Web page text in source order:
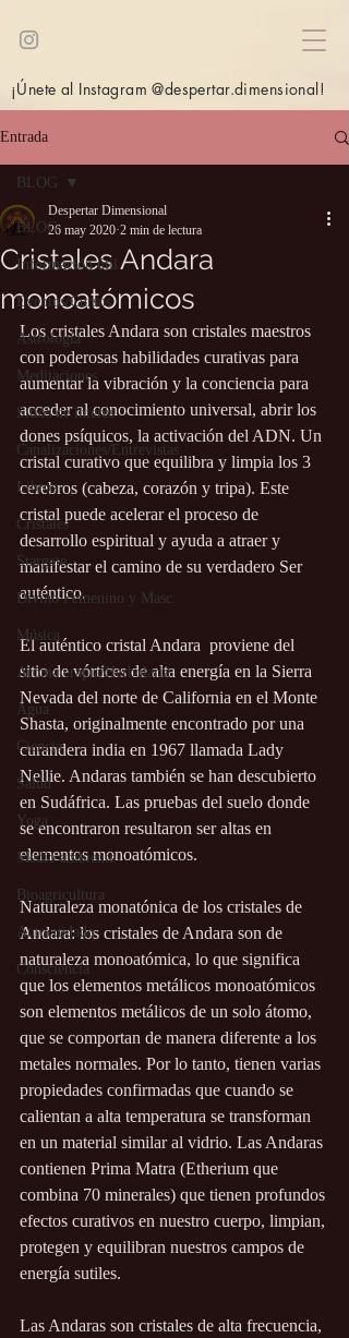
¡Únete al Instagram @despertar.dimensional!
Entrada
BLOG
Información útil
Eventos/Cursos
Astrología
Meditaciones
Sitios de interés
Canalizaciones/Entrevistas
Libros
Cristales
Stargate
Divino Femenino y Masc.
Música
Aromaterapia/Herbolaria
Agua
Ciencia
Salud
Yoga
Medio ambiente
Bioagricultura
Autocuidado
Consciencia
BLOG
Cristales Andara
monoatómicos
Despertar Dimensional
26 may 2020 2 min de lectura
Los cristales Andara son cristales maestros
con poderosas habilidades curativas para
aumentar la vibración y la conciencia para
acceder al conocimiento universal, abrir los
dones psíquicos, la activación del ADN. Un
cristal curativo que equilibra y limpia los 3
cerebros (cabeza, corazón y tripa). Este
cristal puede acelerar el proceso de
desarrollo espiritual y ayuda a atraer y
manifestar el camino de su verdadero Ser
auténtico.
El auténtico cristal Andara  proviene del
sitio de vórtices de alta energía en la Sierra
Nevada del norte de California en el Monte
Shasta, originalmente encontrado por una
curandera india en 1967 llamada Lady
Nellie. Andaras también se han descubierto
en Sudáfrica. Las pruebas del suelo donde
se encontraron resultaron ser altas en
elementos monoatómicos.
Naturaleza monatónica de los cristales de
Andara: los cristales de Andara son de
naturaleza monoatómica, lo que significa
que los elementos metálicos monoatómicos
son elementos metálicos de un solo átomo,
que se comportan de manera diferente a los
metales normales. Por lo tanto, tienen varias
propiedades confirmadas que cuando se
calientan a alta temperatura se transforman
en un material similar al vidrio. Las Andaras
contienen Prima Matra (Etherium que
combina 70 minerales) que tienen profundos
efectos curativos en nuestro cuerpo, limpian,
protegen y equilibran nuestros campos de
energía sutiles.
Las Andaras son cristales de alta frecuencia,